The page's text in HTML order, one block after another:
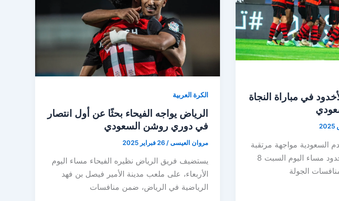
في مباراة النجاة
السعودية مواجهة مرتقبة
تجمع بين الرياض والأخدود مساء اليوم السبت 8
الكرة العربية
الرياض يواجه الفيحاء بحثًا عن أول انتصار
في دوري روشن السعودي
مروان العيسى/26 فبراير 2025
يستضيف فريق الرياض نظيره الفيحاء مساء اليوم
الأربعاء، على ملعب مدينة الأمير فيصل بن فهد
الرياضية في الرياض، ضمن منافسات